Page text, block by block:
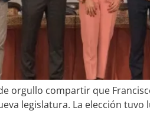
orgullo compartir que
legislatura. La elección